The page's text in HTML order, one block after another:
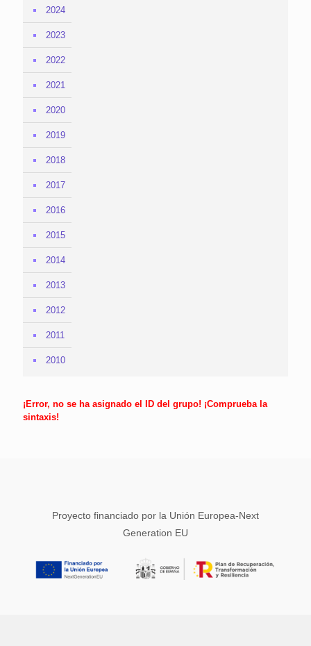
2024
2023
2022
2021
2020
2019
2018
2017
2016
2015
2014
2013
2012
2011
2010
¡Error, no se ha asignado el ID del grupo! ¡Comprueba la
sintaxis!
Proyecto financiado por la Unión Europea-Next
Generation EU